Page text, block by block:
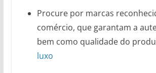
Procure por marcas
comércio, que garantam a
bem como qualidade do
luxo